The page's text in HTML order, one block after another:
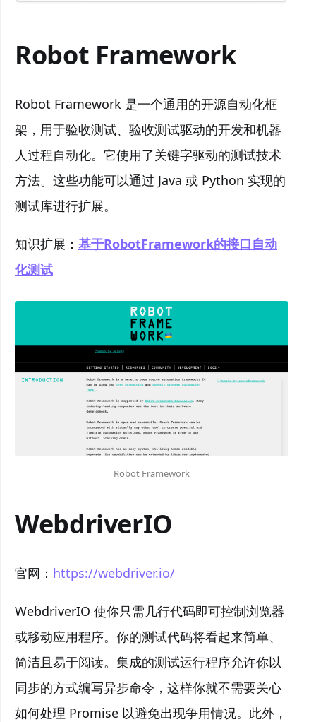
Robot Framework
Robot Framework 是一个通用的开源自动化框
架，用于验收测试、验收测试驱动的开发和机器
人过程自动化。它使用了关键字驱动的测试技术
方法。这些功能可以通过 Java 或 Python 实现的
测试库进行扩展。
知识扩展： 基于RobotFramework的接口自动
化测试
Robot Framework
WebdriverIO
官网： https://webdriver.io/
WebdriverIO 使你只需几行代码即可控制浏览器
或移动应用程序。你的测试代码将看起来简单、
简洁且易于阅读。集成的测试运行程序允许你以
同步的方式编写异步命令，这样你就不需要关心
如何处理 Promise 以避免出现争用情况。此外，